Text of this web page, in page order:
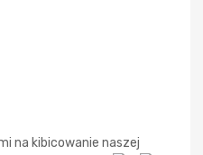
na kibicowanie naszej